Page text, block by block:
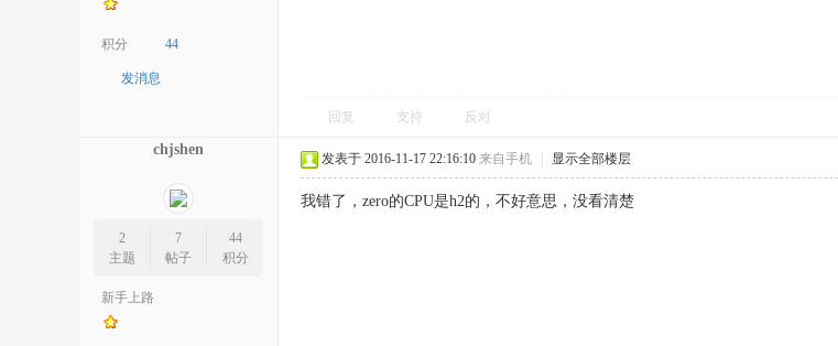
积分 44
发消息
回复 支持 反对
chjshen
2
主题
7
帖子
44
积分
新手上路
发表于 2016-11-17 22:16:10 来自手机 显示全部楼层
我错了，zero的CPU是h2的，不好意思，没看清楚